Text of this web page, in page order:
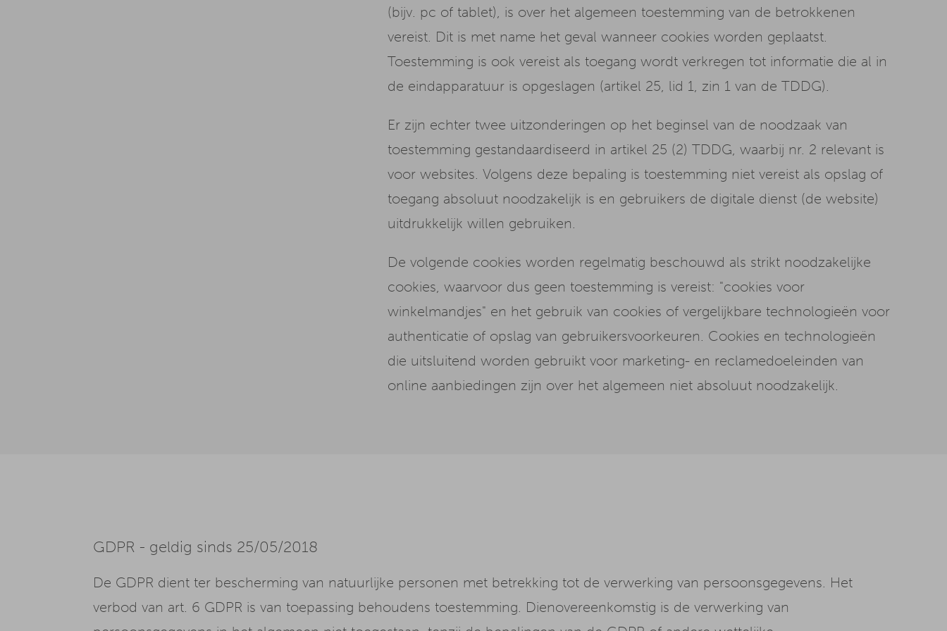
(bijv. pc of tablet), is over het algemeen toestemming van de betrokkenen
vereist. Dit is met name het geval wanneer cookies worden geplaatst.
Toestemming is ook vereist als toegang wordt verkregen tot informatie die al in
de eindapparatuur is opgeslagen (artikel 25, lid 1, zin 1 van de TDDG).
Er zijn echter twee uitzonderingen op het beginsel van de noodzaak van
toestemming gestandaardiseerd in artikel 25 (2) TDDG, waarbij nr. 2 relevant is
voor websites. Volgens deze bepaling is toestemming niet vereist als opslag of
toegang absoluut noodzakelijk is en gebruikers de digitale dienst (de website)
uitdrukkelijk willen gebruiken.
De volgende cookies worden regelmatig beschouwd als strikt noodzakelijke
cookies, waarvoor dus geen toestemming is vereist: "cookies voor
winkelmandjes" en het gebruik van cookies of vergelijkbare technologieën voor
authenticatie of opslag van gebruikersvoorkeuren. Cookies en technologieën
die uitsluitend worden gebruikt voor marketing- en reclamedoeleinden van
online aanbiedingen zijn over het algemeen niet absoluut noodzakelijk.
GDPR - geldig sinds 25/05/2018
De GDPR dient ter bescherming van natuurlijke personen met betrekking tot de verwerking van persoonsgegevens. Het
verbod van art. 6 GDPR is van toepassing behoudens toestemming. Dienovereenkomstig is de verwerking van